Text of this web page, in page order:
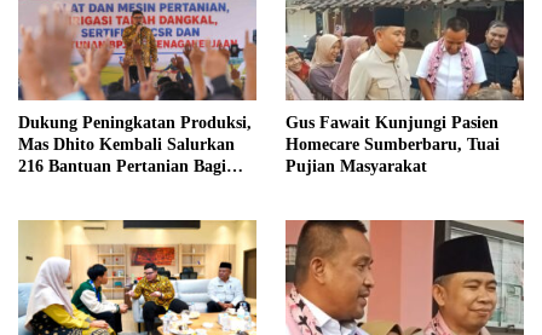
Dukung Peningkatan Produksi,
Mas Dhito Kembali Salurkan
216 Bantuan Pertanian Bagi
Gus Fawait Kunjungi Pasien
Homecare Sumberbaru, Tuai
Pujian Masyarakat